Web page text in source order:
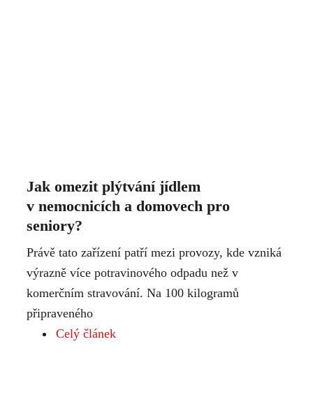
Jak omezit plýtvání jídlem
v nemocnicích a domovech pro
seniory?
Právě tato zařízení patří mezi provozy, kde vzniká
výrazně více potravinového odpadu než v
komerčním stravování. Na 100 kilogramů
připraveného
Celý článek